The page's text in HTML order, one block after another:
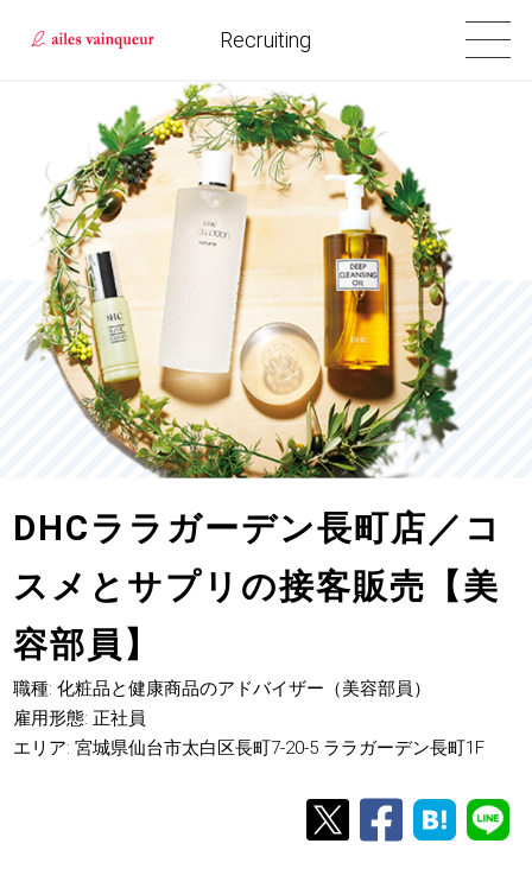
Recruiting
DHCララガーデン長町店／コ
スメとサプリの接客販売【美
容部員】
職種: 化粧品と健康商品のアドバイザー（美容部員）
雇用形態: 正社員
エリア: 宮城県仙台市太白区長町7-20-5 ララガーデン長町1F